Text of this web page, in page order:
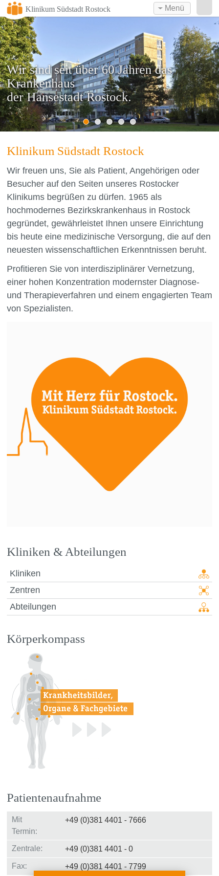
Klinikum Südstadt Rostock Menü
Wir sind seit über 60 Jahren das
Krankenhaus
der Hansestadt Rostock.
Wir bieten eine umfassende Versorgung
durch interdisziplinäre Zusammenarbeit.
Wir sind Spezialisten mit exzellenten
Diagnose- und Therapieleistungen.
Wir freuen uns über
mehr als 2000 geborene Kinder pro Jahr.
Wir bieten auch Ihnen
einen attraktiven Arbeitsplatz.
Klinikum Südstadt Rostock
Wir freuen uns, Sie als Patient, Angehörigen oder
Besucher auf den Seiten unseres Rostocker
Klinikums begrüßen zu dürfen. 1965 als
hochmodernes Bezirkskrankenhaus in Rostock
gegründet, gewährleistet Ihnen unsere Einrichtung
bis heute eine medizinische Versorgung, die auf den
neuesten wissenschaftlichen Erkenntnissen beruht.
Profitieren Sie von interdisziplinärer Vernetzung,
einer hohen Konzentration modernster Diagnose-
und Therapieverfahren und einem engagierten Team
von Spezialisten.
Kliniken & Abteilungen
Kliniken
Zentren
Abteilungen
Körperkompass
Patientenaufnahme
Mit
Termin:
+49 (0)381 4401 - 7666
Zentrale: +49 (0)381 4401 - 0
Fax: +49 (0)381 4401 - 7799